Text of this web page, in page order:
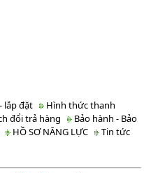
lắp đặt
Hình thức thanh
đổi trả hàng
Bảo hành - Bảo
HỒ SƠ NĂNG LỰC
Tin tức